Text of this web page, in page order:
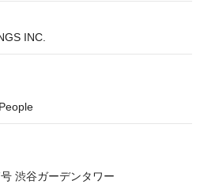
INC.
渋谷ガーデンタワー